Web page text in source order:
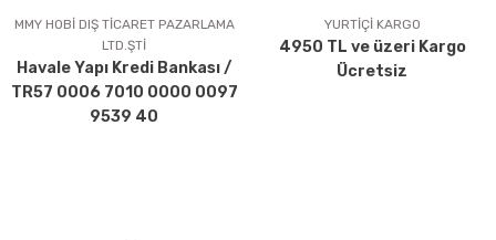
Ürün açıklamasında eksik bilgiler bulunuyor.
Ürün bilgilerinde hatalar bulunuyor.
Ürün fiyatı diğer sitelerden daha pahalı.
Bu ürüne benzer farklı alternatifler olmalı.
MMY HOBİ DIŞ TİCARET PAZARLAMA
LTD.ŞTİ
Havale Yapı Kredi Bankası /
TR57 0006 7010 0000 0097
9539 40
YURTİÇİ KARGO
4950 TL ve üzeri Kargo
Ücretsiz